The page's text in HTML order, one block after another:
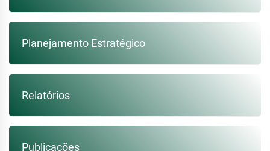
Planejamento Estratégico
Relatórios
Publicações